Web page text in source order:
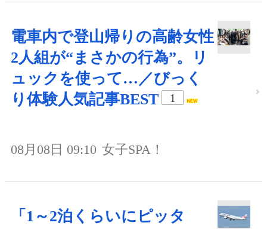
電車内で登山帰りの高齢女性
2人組が“まさかの行為”。リ
ュックを使って…／びっく
り体験人気記事BEST
1
08月08日 09:10 女子SPA！
「1～2泊くらいにピッタ